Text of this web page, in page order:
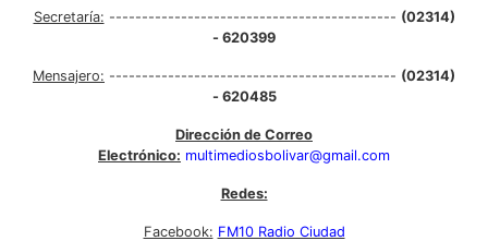
Secretaría: -------------------------------------------- (02314)
- 620399
Mensajero: -------------------------------------------- (02314)
- 620485
Dirección de Correo
Electrónico: multimediosbolivar@gmail.com
Redes:
Facebook: FM10 Radio Ciudad